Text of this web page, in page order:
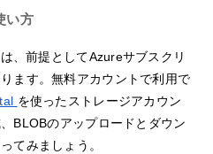
い方
、前提としてAzureサブスクリ
ます。無料アカウントで利用で
を使ったストレージアカウン
BLOBのアップロードとダウン
てみましょう。